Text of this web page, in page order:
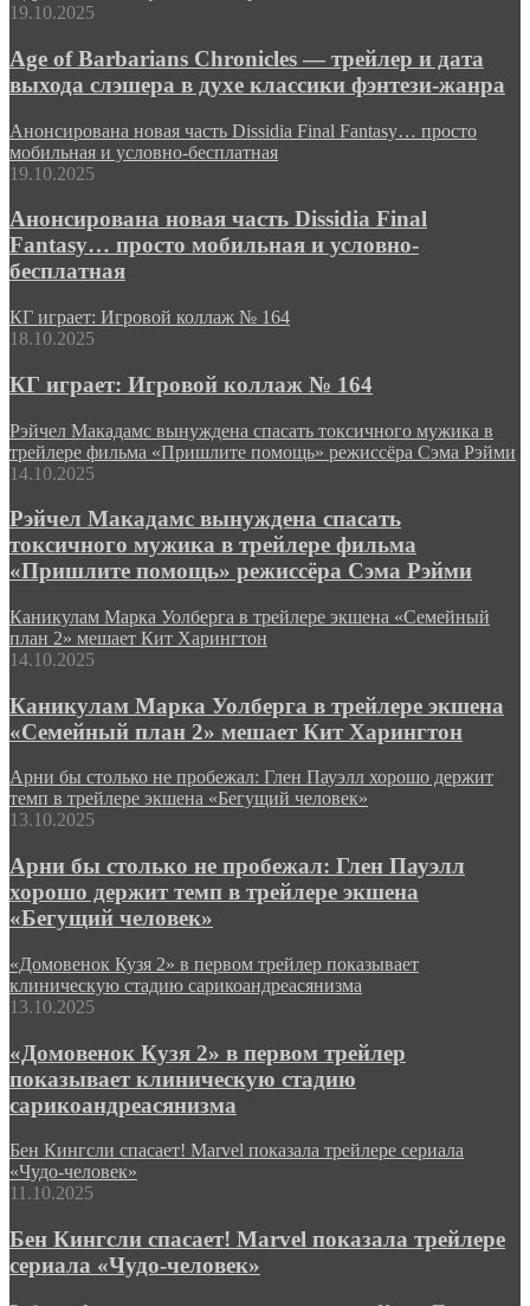
19.10.2025
Age of Barbarians Chronicles — трейлер и дата
выхода слэшера в духе классики фэнтези-жанра
Анонсирована новая часть Dissidia Final Fantasy… просто
мобильная и условно-бесплатная
19.10.2025
Анонсирована новая часть Dissidia Final
Fantasy… просто мобильная и условно-
бесплатная
КГ играет: Игровой коллаж № 164
18.10.2025
КГ играет: Игровой коллаж № 164
Рэйчел Макадамс вынуждена спасать токсичного мужика в
трейлере фильма «Пришлите помощь» режиссёра Сэма Рэйми
14.10.2025
Рэйчел Макадамс вынуждена спасать
токсичного мужика в трейлере фильма
«Пришлите помощь» режиссёра Сэма Рэйми
Каникулам Марка Уолберга в трейлере экшена «Семейный
план 2» мешает Кит Харингтон
14.10.2025
Каникулам Марка Уолберга в трейлере экшена
«Семейный план 2» мешает Кит Харингтон
Арни бы столько не пробежал: Глен Пауэлл хорошо держит
темп в трейлере экшена «Бегущий человек»
13.10.2025
Арни бы столько не пробежал: Глен Пауэлл
хорошо держит темп в трейлере экшена
«Бегущий человек»
«Домовенок Кузя 2» в первом трейлер показывает
клиническую стадию сарикоандреасянизма
13.10.2025
«Домовенок Кузя 2» в первом трейлер
показывает клиническую стадию
сарикоандреасянизма
Бен Кингсли спасает! Marvel показала трейлере сериала
«Чудо-человек»
11.10.2025
Бен Кингсли спасает! Marvel показала трейлере
сериала «Чудо-человек»